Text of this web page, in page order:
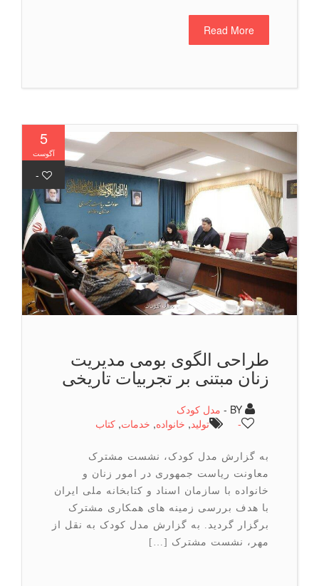
Read More
5
آگوست
-
طراحی الگوی بومی مدیریت
زنان مبتنی بر تجربیات تاریخی
مدل کودک
تولید
,خانواده, خدمات, كتاب
به گزارش مدل کودک، نشست مشترک
معاونت ریاست جمهوری در امور زنان و
خانواده با سازمان اسناد و کتابخانه ملی ایران
با هدف بررسی زمینه های همکاری مشترک
برگزار گردید. به گزارش مدل کودک به نقل از
مهر، نشست مشترک […]